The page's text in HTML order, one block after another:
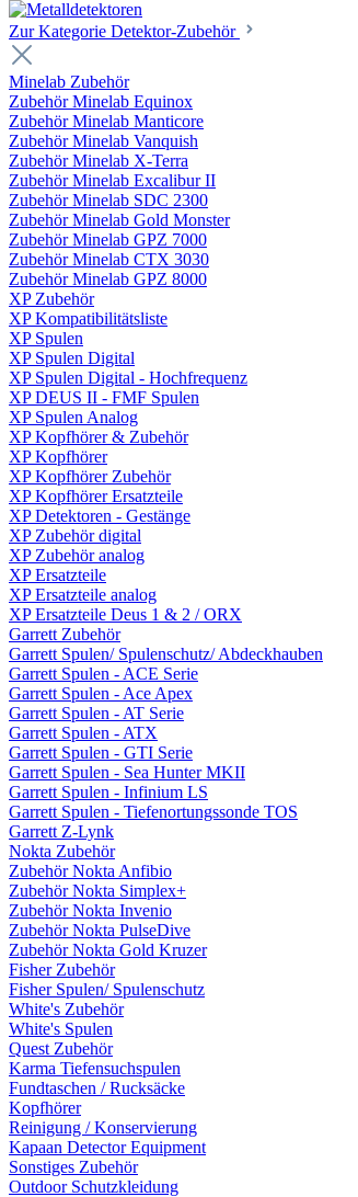
Zur Kategorie Detektor-Zubehör
Minelab Zubehör
Zubehör Minelab Equinox
Zubehör Minelab Manticore
Zubehör Minelab Vanquish
Zubehör Minelab X-Terra
Zubehör Minelab Excalibur II
Zubehör Minelab SDC 2300
Zubehör Minelab Gold Monster
Zubehör Minelab GPZ 7000
Zubehör Minelab CTX 3030
Zubehör Minelab GPZ 8000
XP Zubehör
XP Kompatibilitätsliste
XP Spulen
XP Spulen Digital
XP Spulen Digital - Hochfrequenz
XP DEUS II - FMF Spulen
XP Spulen Analog
XP Kopfhörer & Zubehör
XP Kopfhörer
XP Kopfhörer Zubehör
XP Kopfhörer Ersatzteile
XP Detektoren - Gestänge
XP Zubehör digital
XP Zubehör analog
XP Ersatzteile
XP Ersatzteile analog
XP Ersatzteile Deus 1 & 2 / ORX
Garrett Zubehör
Garrett Spulen/ Spulenschutz/ Abdeckhauben
Garrett Spulen - ACE Serie
Garrett Spulen - Ace Apex
Garrett Spulen - AT Serie
Garrett Spulen - ATX
Garrett Spulen - GTI Serie
Garrett Spulen - Sea Hunter MKII
Garrett Spulen - Infinium LS
Garrett Spulen - Tiefenortungssonde TOS
Garrett Z-Lynk
Nokta Zubehör
Zubehör Nokta Anfibio
Zubehör Nokta Simplex+
Zubehör Nokta Invenio
Zubehör Nokta PulseDive
Zubehör Nokta Gold Kruzer
Fisher Zubehör
Fisher Spulen/ Spulenschutz
White's Zubehör
White's Spulen
Quest Zubehör
Karma Tiefensuchspulen
Fundtaschen / Rucksäcke
Kopfhörer
Reinigung / Konservierung
Kapaan Detector Equipment
Sonstiges Zubehör
Outdoor Schutzkleidung